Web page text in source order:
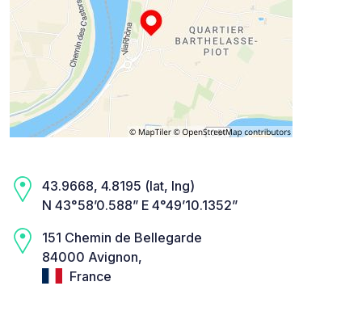
43.9668, 4.8195 (lat, lng)
N 43°58’0.588” E 4°49’10.1352”
151 Chemin de Bellegarde
84000 Avignon,
France